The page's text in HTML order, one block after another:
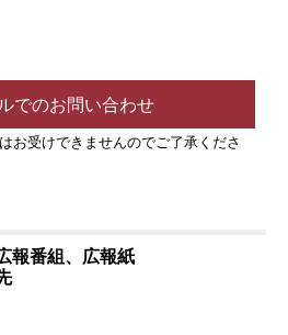
でのお問い合わせ
お受けできませんのでご了承くださ
報番組、広報紙